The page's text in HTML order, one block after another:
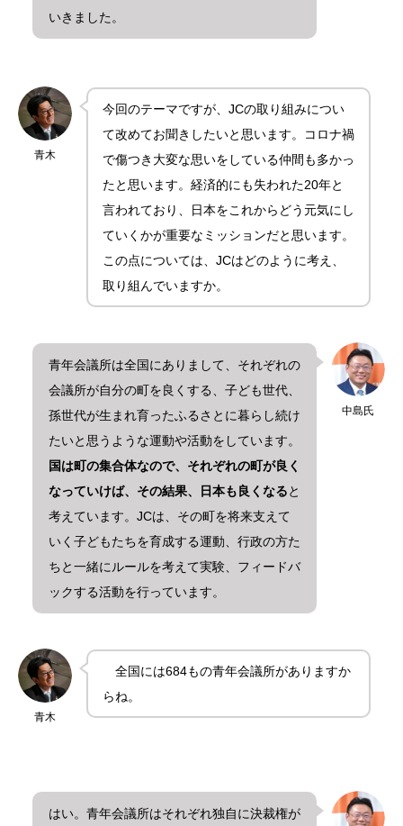
いきました。
青木
今回のテーマですが、JCの取り組みについ
て改めてお聞きしたいと思います。コロナ禍
で傷つき大変な思いをしている仲間も多かっ
たと思います。経済的にも失われた20年と
言われており、日本をこれからどう元気にし
ていくかが重要なミッションだと思います。
この点については、JCはどのように考え、
取り組んでいますか。
中島氏
青年会議所は全国にありまして、それぞれの
会議所が自分の町を良くする、子ども世代、
孫世代が生まれ育ったふるさとに暮らし続け
たいと思うような運動や活動をしています。
国は町の集合体なので、それぞれの町が良く
なっていけば、その結果、日本も良くなると
考えています。JCは、その町を将来支えて
いく子どもたちを育成する運動、行政の方た
ちと一緒にルールを考えて実験、フィードバ
ックする活動を行っています。
青木
全国には684もの青年会議所がありますか
らね。
はい。青年会議所はそれぞれ独自に決裁権が